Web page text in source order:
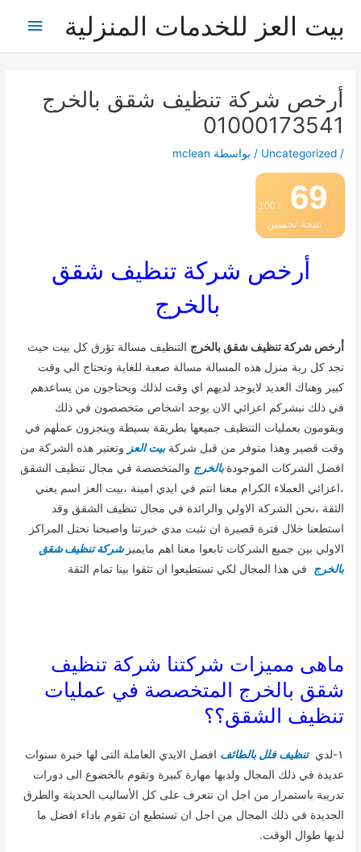
بيت العز للخدمات المنزلية
أرخص شركة تنظيف شقق بالخرج
01000173541
/
Uncategorized / بواسطة mclean
69
/ 100
نتيجة تحسين
أرخص شركة تنظيف شقق
بالخرج
أرخص شركة تنظيف شقق بالخرج التنظيف مسالة تؤرق كل بيت حيث
تجد كل ربة منزل هذه المسالة مسالة صعبة للغاية وتحتاج الى وقت
كبير وهناك العديد لايوجد لديهم اي وقت لذلك ويحتاجون من يساعدهم
في ذلك نبشركم اعزائي الان يوجد اشخاص متخصصون في ذلك
ويقومون بعمليات التنظيف جميعها بطريقة بسيطة وينجزون عملهم في
وقت قصير وهذا متوفر من قبل شركةبيت العز وتعتبر هذه الشركة من
افضل الشركات الموجودةبالخرج والمتخصصة في مجال تنظيف الشقق
،اعزائي العملاء الكرام معنا انتم في ايدي امينة ،بيت العز اسم يعني
الثقة ،نحن الشركة الاولي والرائدة في مجال تنظيف الشقق وقد
استطعنا خلال فترة قصيرة ان نثبت مدي خبرتنا واصبحنا نحتل المراكز
الاولي بين جميع الشركات تابعوا معنا اهم مايميز شركة تنظيف شقق
بالخرج
في هذا المجال لكي تستطيعوا ان تثقوا بينا تمام الثقة
ماهى مميزات شركتنا شركة تنظيف
شقق بالخرج المتخصصة في عمليات
تنظيف الشقق؟؟
١-لدي تنظيف فلل بالطائف افضل الايدي العاملة التى لها خبرة سنوات
عديدة في ذلك المجال ولديها مهارة كبيرة وتقوم بالخضوع الى دورات
تدريبة باستمرار من اجل ان تتعرف على كل الأساليب الحديثة والطرق
الجديدة في ذلك المجال من اجل ان تستطيع ان تقوم باداء افضل ما
لديها طوال الوقت.